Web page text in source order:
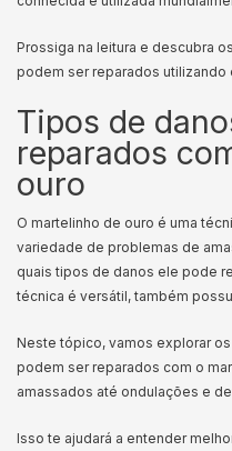
Prossiga na leitura e descubra
podem ser reparados utilizando
Tipos de
reparados
ouro
O martelinho de ouro é uma
variedade de problemas de
quais tipos de danos ele pode
técnica é versátil, também
Neste tópico, vamos explorar
podem ser reparados com o
amassados até ondulações e
Isso te ajudará a entender